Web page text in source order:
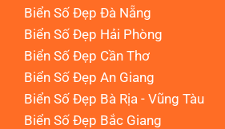
Biển Số Đẹp Đà Nẵng
Biển Số Đẹp Hải Phòng
Biển Số Đẹp Cần Thơ
Biển Số Đẹp An Giang
Biển Số Đẹp Bà Rịa - Vũng Tàu
Biển Số Đẹp Bắc Giang